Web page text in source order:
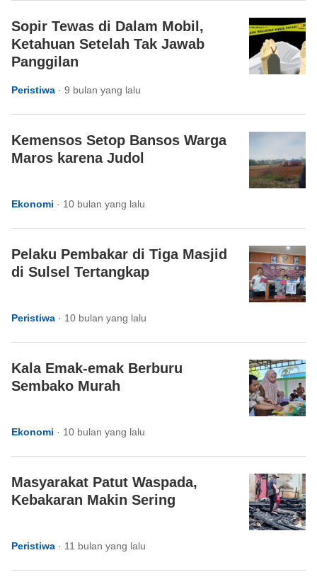
Sopir Tewas di Dalam Mobil,
Ketahuan Setelah Tak Jawab
Panggilan
Peristiwa · 9 bulan yang lalu
Kemensos Setop Bansos Warga
Maros karena Judol
Ekonomi · 10 bulan yang lalu
Pelaku Pembakar di Tiga Masjid
di Sulsel Tertangkap
Peristiwa · 10 bulan yang lalu
Kala Emak-emak Berburu
Sembako Murah
Ekonomi · 10 bulan yang lalu
Masyarakat Patut Waspada,
Kebakaran Makin Sering
Peristiwa · 11 bulan yang lalu